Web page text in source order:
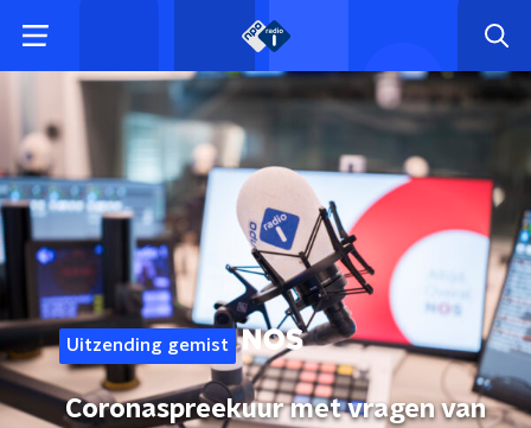
Uitzending gemist
Coronaspreekuur met vragen van